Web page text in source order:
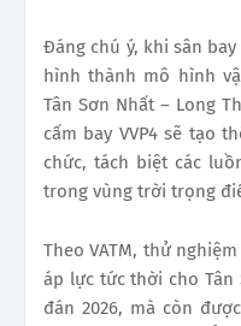
Đáng chú ý, khi sân
hình thành mô hình
Tân Sơn Nhất – Long
cấm bay VVP4 sẽ tạo
chức, tách biệt các
trong vùng trời trọng
Theo VATM, thử
áp lực tức thời cho Tân
đán 2026, mà còn